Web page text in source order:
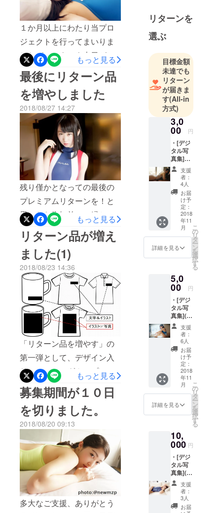
そのモデルさんのライン
ナップは一任させて頂きま
す。 なお、終了後の一両日
内に総合的なお礼と予定の
メッセージが届くと思いま
す。個別に聞きたい案件に
ついては追ってメッセージ
のやり取りとなると思いま
す。※例えば、サンクスメッ
セージのお名前や、希望撮
影衣装の預かり方法等
１か月以上にわたり当プロ
ジェクトを行ってまいりま
したが、いよいよ本日が最
終日となりました。もしご
支援のお考えがありつつも
ご不明な点がある…などが
ありましたら遠慮なくご質
問下さい。 ※最終日に復刻
でＳＰリターンを申請して
おきました。もし先日ご希
望できなかった方は１セッ
トだけご用意しましたので
よろしくお願いいたしま
す。 (サイトから許可が出て
からなので、すぐに反映し
ていないと思います。時間
を置いて確認頂ければ幸い
です。)
もっと見る
最後にリターン品
を増やしました
2018/08/27 14:27
残り僅かとなっての最後の
プレミアムリターンを！と
思ったら告知前にご縁と
なっていました。ご支援、
本当にありがとうございま
す。見てなかったうちに…
と言われましたので、ラス
ト１日に何か代替のものが
出るかも？ですが、これは
最終日あたりに確認して下
さればと思いますm(__)m 一
応、ご自身の撮影された写
真でＴシャツやマグカップ
を作れたりするリターンも
ございますので、興味がご
ざいましたらよろしくお願
いいたします。 ※なお、撮
影(私)→写真集等制作→発
送、リターン撮影の順にな
ると思います。 リターン撮
影で撮ったもの(データ)を頂
きマグカップ制作や写真集
再編集になると思いますの
で、こちらをご支援された
もっと見る
リターン品が増え
ました(1)
2018/08/23 14:36
「リターン品を増やす」の
第一弾として、デザイン入
りシャツとマグカップの
セットのコースを追加いた
しました。 コンセプトとし
ては「日々使えるように」
という感じです。何も考え
ずにプリントだけとて外に
着れないな…ではなく、
ちょっとしたワンポイント
ものや、愛着のいくものと
してのデザインになればと
思っています。モデルさん
もっと見る
募集期間が１０日
を切りました。
2018/08/20 09:13
多大なご支援、ありがとう
す。
内容確認は
ホームペー
ロ
(https://t.co/n
UVwzoagRK
)、お問い合
わせはDMか
new.mzp@g
mail.com ま
でm(__)m
リターンを
選ぶ
目標金額
未達でも
リターン
が届きま
す(All-in
方式)
3,0
00 円
・[デジ
タル写
真集]の
プレゼ
ントと
なりま
す。 ※
郵送発
送とな
りま
す。
支援
者：
4人
お届
け予
定：
2018
年11
月
詳細を見る
こ
の
リ
タ
ー
ン
を
選
択
す
る
5,0
00 円
・[デジ
タル写
真集](サ
ンクス
クレ
ジット
入り) ・
ミニ
フォト
ブック
(モデル
さんの
サンク
スメッ
セージ
入り) ※
送とな
りま
す。
支援
者：
6人
お届
け予
定：
2018
年11
月
詳細を見る
こ
の
リ
タ
ー
ン
を
選
択
す
る
10,
000 円
・[デジ
タル写
真集](サ
ンクス
クレ
ジット
入り) ・
支援
者：
3人
お届